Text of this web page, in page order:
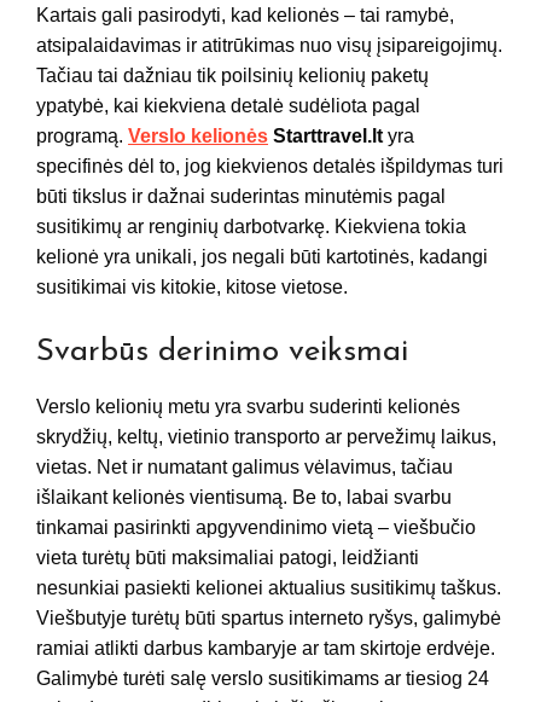
Kartais gali pasirodyti, kad kelionės – tai ramybė,
atsipalaidavimas ir atitrūkimas nuo visų įsipareigojimų.
Tačiau tai dažniau tik poilsinių kelionių paketų
ypatybė, kai kiekviena detalė sudėliota pagal
programą. Verslo kelionės Starttravel.lt yra
specifinės dėl to, jog kiekvienos detalės išpildymas turi
būti tikslus ir dažnai suderintas minutėmis pagal
susitikimų ar renginių darbotvarkę. Kiekviena tokia
kelionė yra unikali, jos negali būti kartotinės, kadangi
susitikimai vis kitokie, kitose vietose.
Svarbūs derinimo veiksmai
Verslo kelionių metu yra svarbu suderinti kelionės
skrydžių, keltų, vietinio transporto ar pervežimų laikus,
vietas. Net ir numatant galimus vėlavimus, tačiau
išlaikant kelionės vientisumą. Be to, labai svarbu
tinkamai pasirinkti apgyvendinimo vietą – viešbučio
vieta turėtų būti maksimaliai patogi, leidžianti
nesunkiai pasiekti kelionei aktualius susitikimų taškus.
Viešbutyje turėtų būti spartus interneto ryšys, galimybė
ramiai atlikti darbus kambaryje ar tam skirtoje erdvėje.
Galimybė turėti salę verslo susitikimams ar tiesiog 24